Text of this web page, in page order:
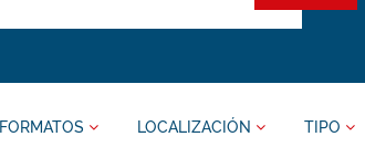
FORMATOS LOCALIZACIÓN TIPO